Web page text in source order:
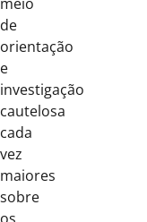
de
orientação
e
investigação
cautelosa
cada
vez
maiores
sobre